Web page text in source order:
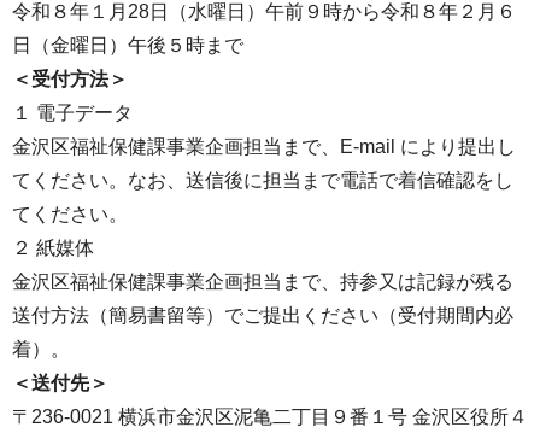
令和８年１月28日（水曜日）午前９時から令和８年２月６
日（金曜日）午後５時まで
＜受付方法＞
１ 電子データ
金沢区福祉保健課事業企画担当まで、E-mail により提出し
てください。なお、送信後に担当まで電話で着信確認をし
てください。
２ 紙媒体
金沢区福祉保健課事業企画担当まで、持参又は記録が残る
送付方法（簡易書留等）でご提出ください（受付期間内必
着）。
＜送付先＞
〒236-0021 横浜市金沢区泥亀二丁目９番１号 金沢区役所４